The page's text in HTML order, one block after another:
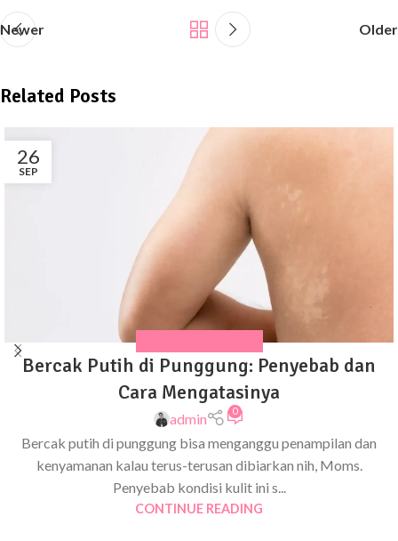
Newer Older
Related Posts
26
SEP
MASALAH KULIT ANAK
Bercak Putih di Punggung: Penyebab dan
Cara Mengatasinya
admin 0
Bercak putih di punggung bisa menganggu penampilan dan
kenyamanan kalau terus-terusan dibiarkan nih, Moms.
Penyebab kondisi kulit ini s...
CONTINUE READING